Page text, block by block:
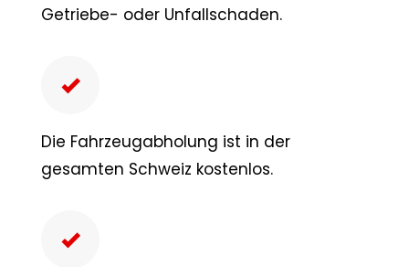
Getriebe- oder Unfallschaden.
Die Fahrzeugabholung ist in der
gesamten Schweiz kostenlos.